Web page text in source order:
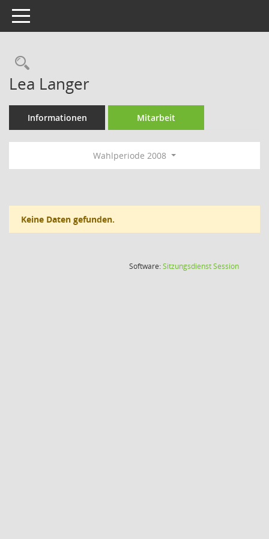
Toggle navigation
Rechercheauswahl
Lea Langer
Informationen Mitarbeit
Wahlperiode 2008
Keine Daten gefunden.
Software:SitzungsdienstSession(Wird in